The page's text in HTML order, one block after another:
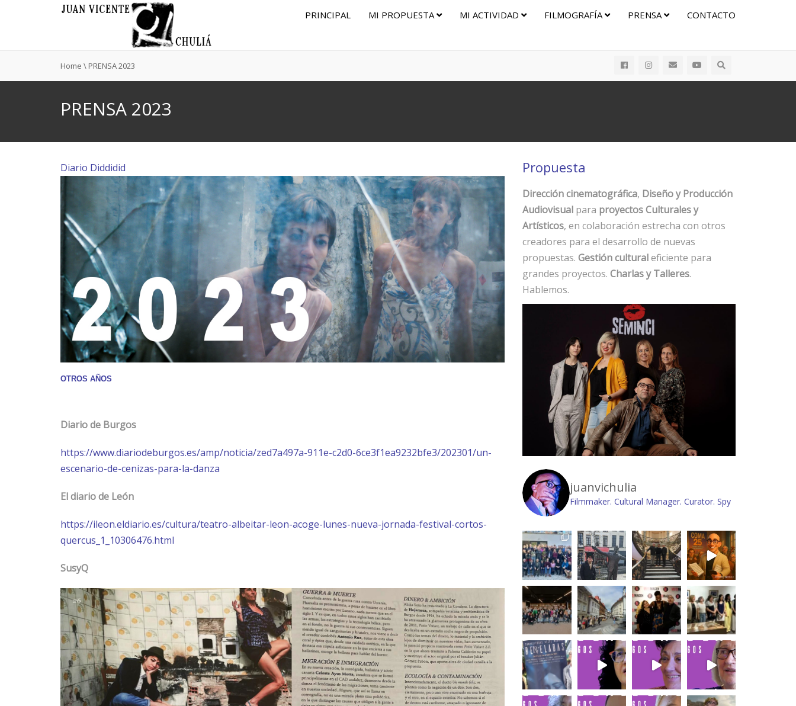
PRINCIPAL MI PROPUESTA MI ACTIVIDAD FILMOGRAFÍA PRENSA CONTACTO
Home \ PRENSA 2023
PRENSA 2023
Diario Diddidid
OTROS AÑOS
Diario de Burgos
https://www.diariodeburgos.es/amp/noticia/zed7a497a-911e-c2d0-6ce3f1ea9232bfe3/202301/un-
escenario-de-cenizas-para-la-danza
El diario de León
https://ileon.eldiario.es/cultura/teatro-albeitar-leon-acoge-lunes-nueva-jornada-festival-cortos-
quercus_1_10306476.html
SusyQ
Propuesta
Dirección cinematográfica, Diseño y Producción
Audiovisual para proyectos Culturales y
Artísticos, en colaboración estrecha con otros
creadores para el desarrollo de nuevas
propuestas. Gestión culturaleficiente para
grandes proyectos. Charlas y Talleres.
Hablemos.
juanvichulia
Filmmaker. Cultural Manager. Curator. Spy